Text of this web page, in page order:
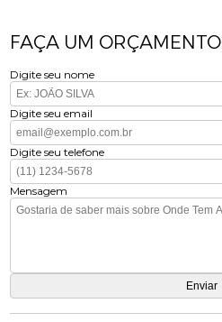
FAÇA UM ORÇAMENTO
Digite seu nome
Digite seu email
Digite seu telefone
Mensagem